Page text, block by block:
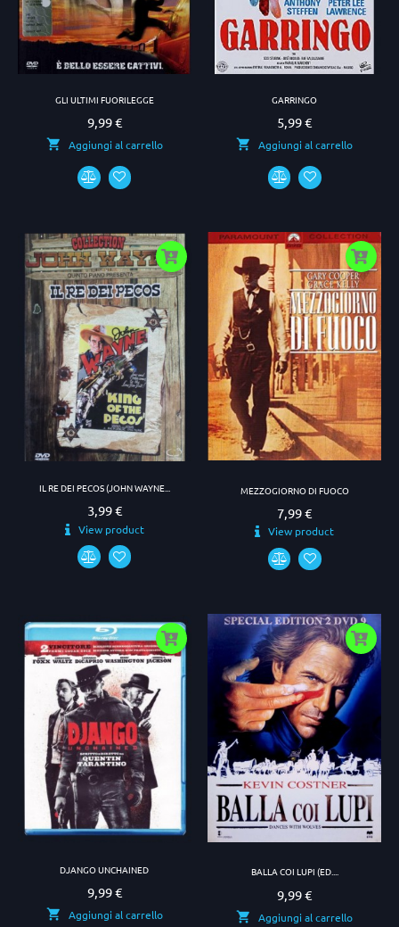
GLI ULTIMI FUORILEGGE
Prezzo
9,99 €
Aggiungi al carrello
GARRINGO
Prezzo
5,99 €
Aggiungi al carrello
IL RE DEI PECOS (JOHN WAYNE...
Prezzo
3,99 €
View product
MEZZOGIORNO DI FUOCO
Prezzo
7,99 €
View product
DJANGO UNCHAINED
Prezzo
9,99 €
Aggiungi al carrello
BALLA COI LUPI (ED....
Prezzo
9,99 €
Aggiungi al carrello